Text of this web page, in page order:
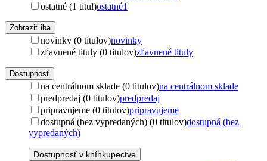
ostatné (1 titul)ostatné1
Zobraziť iba
novinky (0 titulov)novinky
zľavnené tituly (0 titulov)zľavnené tituly
Dostupnosť
na centrálnom sklade (0 titulov)na centrálnom sklade
predpredaj (0 titulov)predpredaj
pripravujeme (0 titulov)pripravujeme
dostupná (bez vypredaných) (0 titulov)dostupná (bez
vypredaných)
Dostupnosť v kníhkupectve